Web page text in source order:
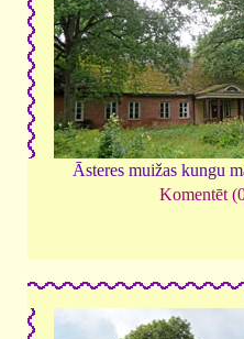
Āsteres muižas kungu
Komentēt